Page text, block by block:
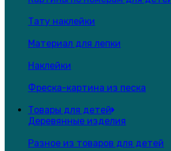
Тату наклейки
Материал для лепки
Наклейки
Фреска-картина из песка
Товары для детей
Деревянные изделия
Разное из товаров для детей